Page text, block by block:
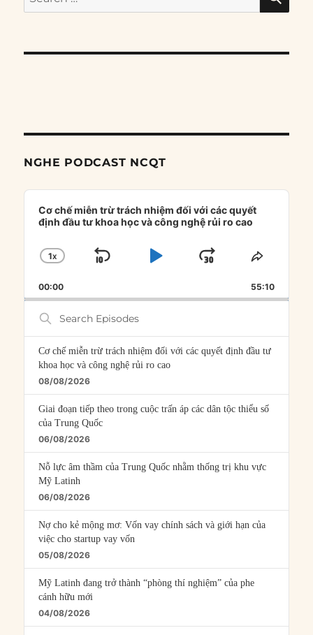
for:
NGHE PODCAST NCQT
Audio
Player
Cơ chế miễn trừ trách nhiệm đối với các quyết
định đầu tư khoa học và công nghệ rủi ro cao
CHANGE
RATE
1X
SKIP
PLAYJUMP
FORWARD
SHARE
00:00 55:10
Search
Episodes
Cơ chế miễn trừ trách nhiệm đối với các quyết định đầu tư
khoa học và công nghệ rủi ro cao
08/08/2026
Giai đoạn tiếp theo trong cuộc trấn áp các dân tộc thiểu số
của Trung Quốc
06/08/2026
Nỗ lực âm thầm của Trung Quốc nhằm thống trị khu vực
Mỹ Latinh
06/08/2026
Nợ cho kẻ mộng mơ: Vốn vay chính sách và giới hạn của
việc cho startup vay vốn
05/08/2026
Mỹ Latinh đang trở thành “phòng thí nghiệm” của phe
cánh hữu mới
04/08/2026